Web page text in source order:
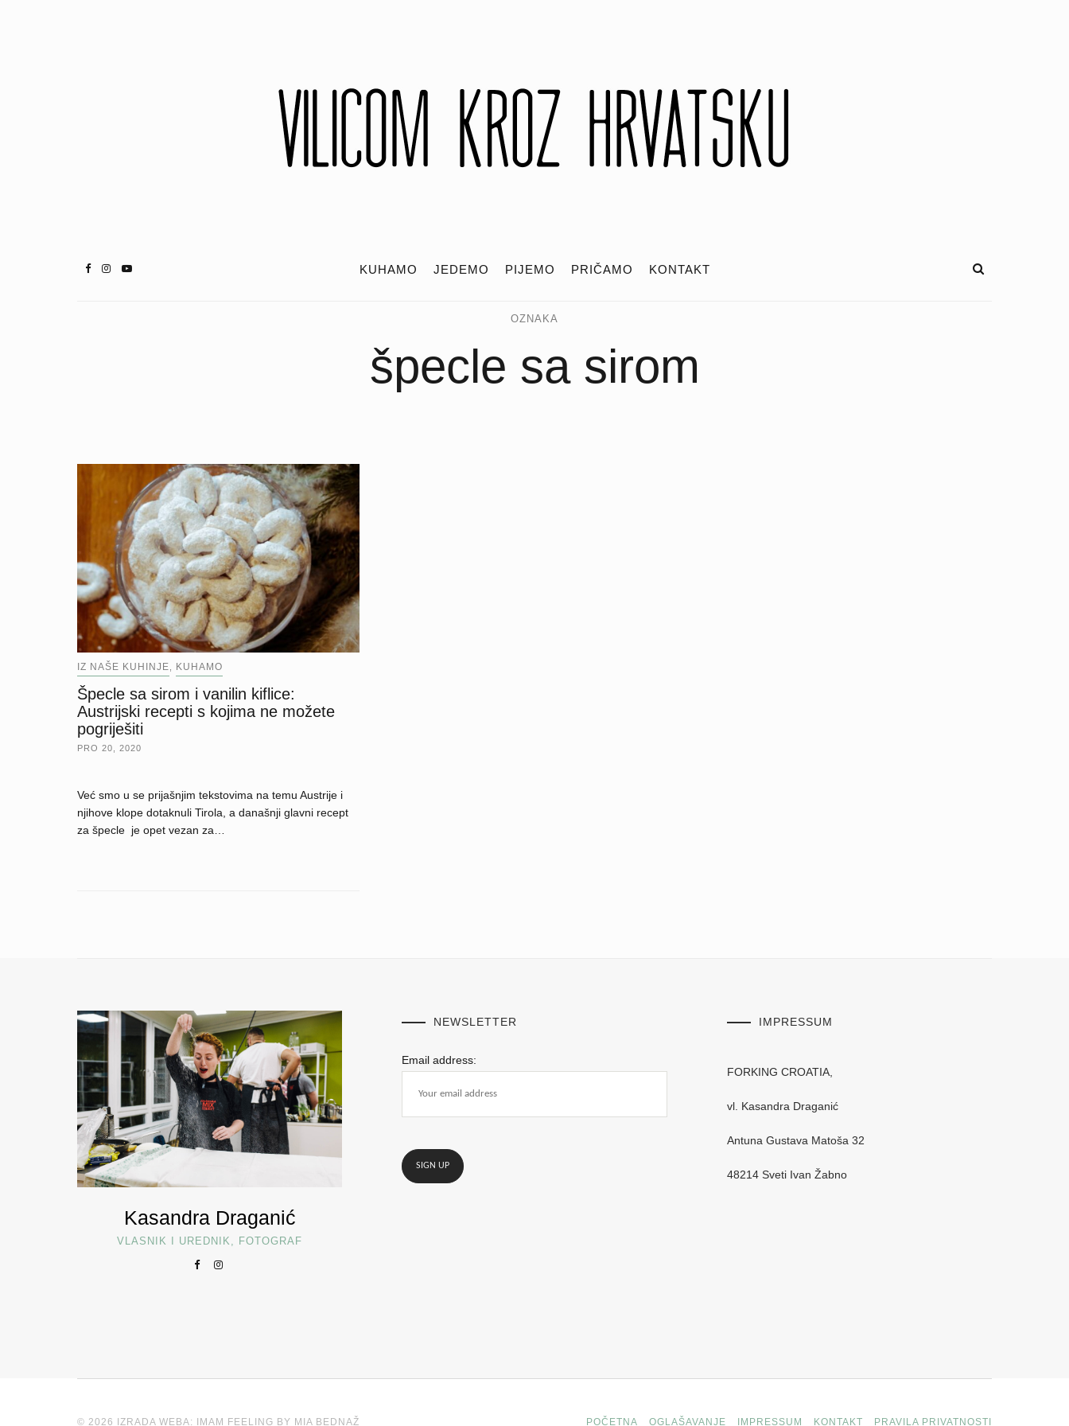
KUHAMO JEDEMO PIJEMO PRIČAMO KONTAKT
OZNAKA
špecle sa sirom
IZ NAŠE KUHINJE KUHAMO
Špecle sa sirom i vanilin kiflice:
Austrijski recepti s kojima ne možete
pogriješiti
PRO 20, 2020
Već smo u se prijašnjim tekstovima na temu Austrije i
njihove klope dotaknuli Tirola, a današnji glavni recept
za špecle je opet vezan za…
Kasandra Draganić
VLASNIK I UREDNIK, FOTOGRAF
NEWSLETTER
Email address:
IMPRESSUM
FORKING CROATIA,
vl. Kasandra Draganić
Antuna Gustava Matoša 32
48214 Sveti Ivan Žabno
© 2026 IZRADA WEBA: IMAM FEELING BY MIA BEDNAŽ POČETNA OGLAŠAVANJE IMPRESSUM KONTAKT PRAVILA PRIVATNOSTI